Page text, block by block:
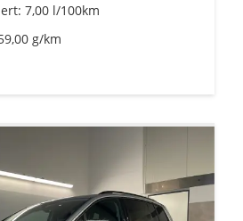
7,00 l/100km
g/km